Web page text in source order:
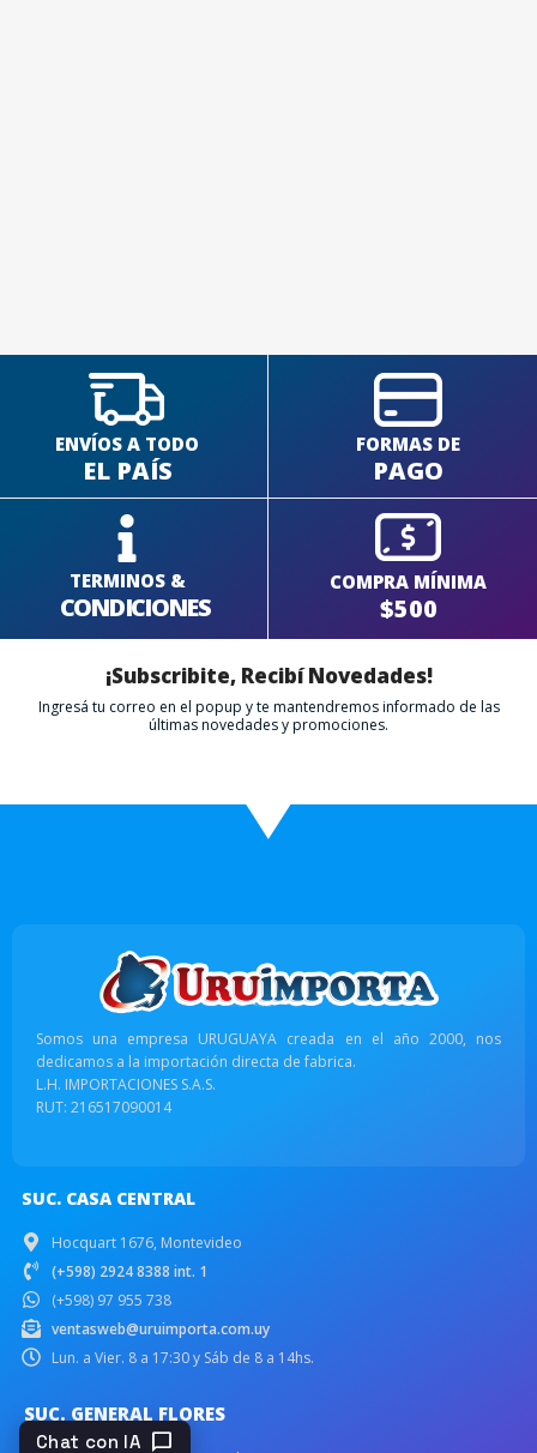
ENVÍOS A TODO
EL PAÍS
FORMAS DE
PAGO
TERMINOS &
CONDICIONES
COMPRA MÍNIMA
$500
¡Subscribite, Recibí Novedades!
Ingresá tu correo en el popup y te mantendremos informado de las
últimas novedades y promociones.
Somos una empresa URUGUAYA creada en el año 2000, nos
dedicamos a la importación directa de fabrica.
L.H. IMPORTACIONES S.A.S.
RUT: 216517090014
SUC. CASA CENTRAL
Hocquart 1676, Montevideo
(+598) 2924 8388 int. 1
(+598) 97 955 738
ventasweb@uruimporta.com.uy
Lun. a Vier. 8 a 17:30 y Sáb de 8 a 14hs.
SUC. GENERAL FLORES
Chat con IA chat_bubble